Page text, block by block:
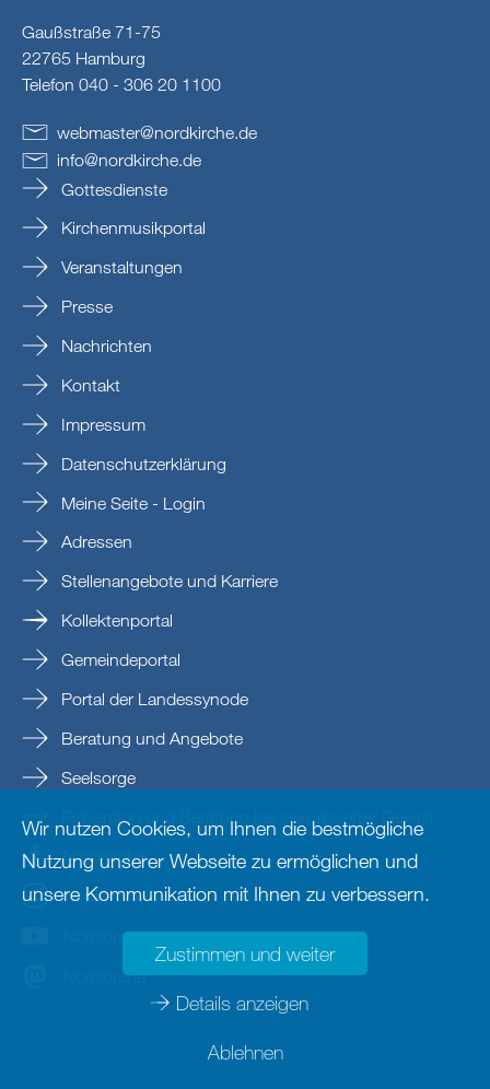
Gaußstraße 71-75
22765 Hamburg
Telefon 040 - 306 20 1100
webmaster@nordkirche.de
info@nordkirche.de
Gottesdienste
Kirchenmusikportal
Veranstaltungen
Presse
Nachrichten
Kontakt
Impressum
Datenschutzerklärung
Meine Seite - Login
Adressen
Stellenangebote und Karriere
Kollektenportal
Gemeindeportal
Portal der Landessynode
Beratung und Angebote
Seelsorge
Nordkirche
nordkirche
Nordkirche
Nordkirche
Wir nutzen Cookies, um Ihnen die bestmögliche
Nutzung unserer Webseite zu ermöglichen und
unsere Kommunikation mit Ihnen zu verbessern.
Zustimmen und weiter
Details anzeigen
Ablehnen